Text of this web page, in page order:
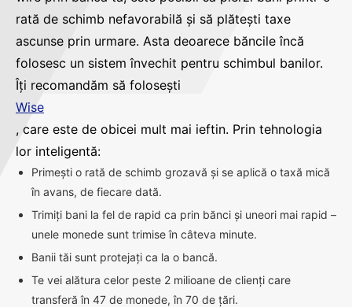
rată de schimb nefavorabilă și să plătești taxe
ascunse prin urmare. Asta deoarece băncile încă
folosesc un sistem învechit pentru schimbul banilor.
Îți recomandăm să folosești
Wise
, care este de obicei mult mai ieftin. Prin tehnologia
lor inteligentă:
Primești o rată de schimb grozavă și se aplică o taxă mică
în avans, de fiecare dată.
Trimiți bani la fel de rapid ca prin bănci și uneori mai rapid –
unele monede sunt trimise în câteva minute.
Banii tăi sunt protejați ca la o bancă.
Te vei alătura celor peste 2 milioane de clienți care
transferă în 47 de monede, în 70 de țări.